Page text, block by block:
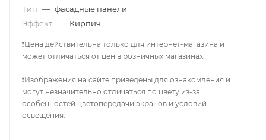
Тип — фасадные панели
Эффект — Кирпич
❗Цена действительна только для интернет-магазина и
может отличаться от цен в розничных магазинах.
❗Изображения на сайте приведены для ознакомления и
могут незначительно отличаться по цвету из-за
особенностей цветопередачи экранов и условий
освещения.